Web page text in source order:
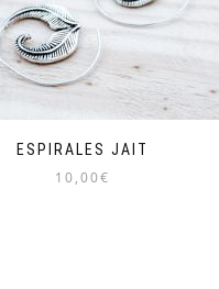
ESPIRALES JAIT
10,00€